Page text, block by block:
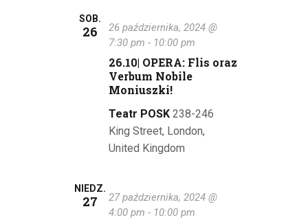
k
a
h
SOB.
26
26.10| OPERA: Flis oraz
Verbum Nobile
Moniuszki!
26 października, 2024 @
7:30 pm - 10:00 pm
Teatr POSK 238-246
King Street, London,
United Kingdom
NIEDZ.
27
27 października, 2024 @
4:00 pm - 10:00 pm